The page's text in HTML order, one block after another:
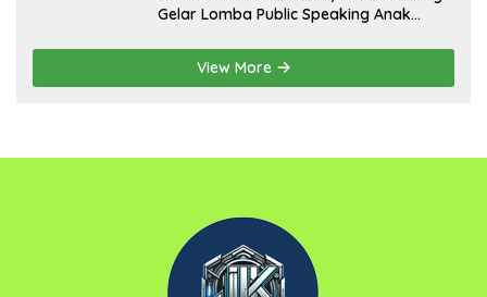
Gelar Lomba Public Speaking Anak
Pancasila
View More